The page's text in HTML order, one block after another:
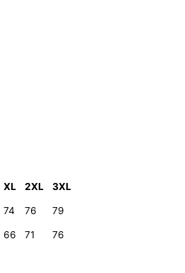
XL 2XL 3XL
74 76 79
66 71
76